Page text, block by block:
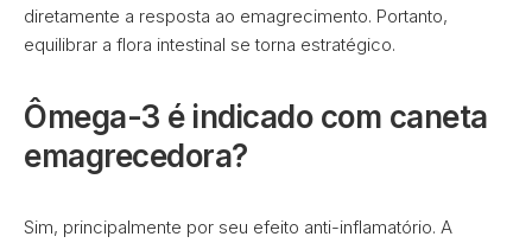
diretamente a resposta ao emagrecimento. Portanto,
equilibrar a flora intestinal se torna estratégico.
Ômega-3 é indicado com caneta
emagrecedora?
Sim, principalmente por seu efeito anti-inflamatório. A